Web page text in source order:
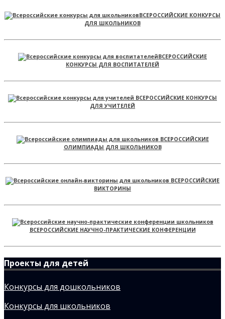
ВСЕРОССИЙСКИЕ КОНКУРСЫ
ДЛЯ ШКОЛЬНИКОВ
ВСЕРОССИЙСКИЕ
КОНКУРСЫ ДЛЯ ВОСПИТАТЕЛЕЙ
ВСЕРОССИЙСКИЕ КОНКУРСЫ
ДЛЯ УЧИТЕЛЕЙ
ВСЕРОССИЙСКИЕ
ОЛИМПИАДЫ ДЛЯ ШКОЛЬНИКОВ
ВСЕРОССИЙСКИЕ
ВИКТОРИНЫ
ВСЕРОССИЙСКИЕ НАУЧНО-ПРАКТИЧЕСКИЕ КОНФЕРЕНЦИИ
Проекты для детей
Конкурсы для дошкольников
Конкурсы для школьников